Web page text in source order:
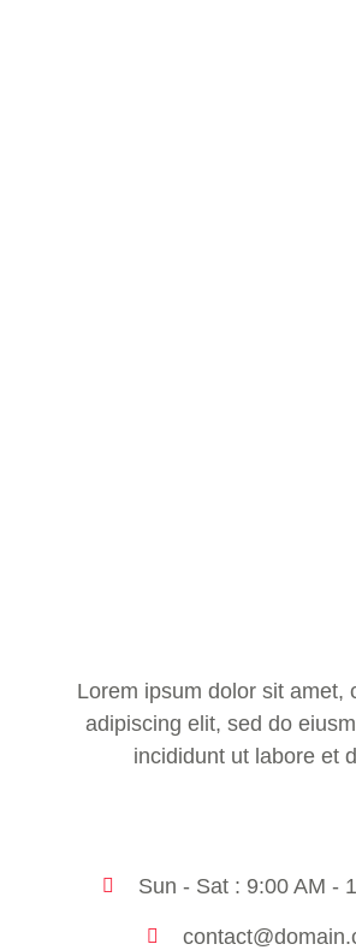
Lorem ipsum dolor sit amet,
adipiscing elit, sed do
incididunt ut labore et
Sun - Sat : 9:00 AM -